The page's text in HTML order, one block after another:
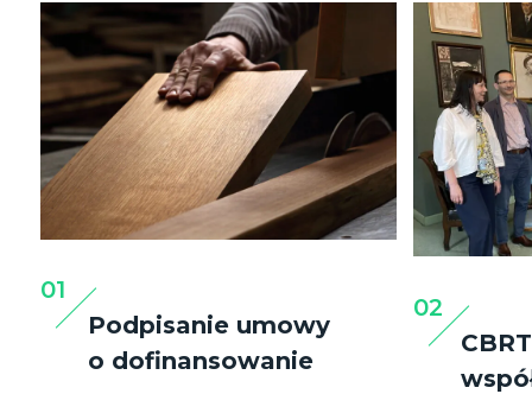
01
Podpisanie umowy
o dofinansowanie
02